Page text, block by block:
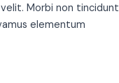
Morbi non
elementum